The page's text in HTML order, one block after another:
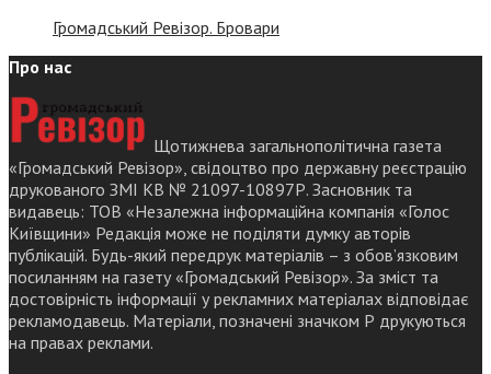
Громадський Ревізор. Бровари
Про нас
Щотижнева загальнополітична газета
«Громадський Ревізор», свідоцтво про державну реєстрацію
друкованого ЗМІ КВ № 21097-10897Р. Засновник та
видавець: ТОВ «Незалежна інформаційна компанія «Голос
Київщини» Редакція може не поділяти думку авторів
публікацій. Будь-який передрук матеріалів – з обов’язковим
посиланням на газету «Громадський Ревізор». За зміст та
достовірність інформації у рекламних матеріалах відповідає
рекламодавець. Матеріали, позначені значком Р друкуються
на правах реклами.